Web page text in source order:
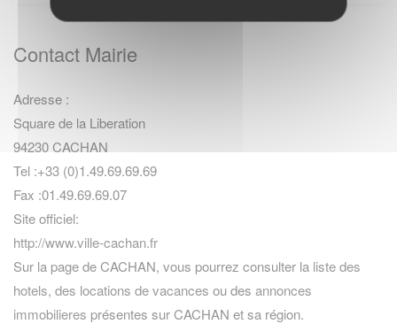
Contact Mairie
Adresse :
Square de la Liberation
94230 CACHAN
Tel :+33 (0)1.49.69.69.69
Fax :01.49.69.69.07
Site officiel:
http://www.ville-cachan.fr
Sur la page de CACHAN, vous pourrez consulter la liste des
hotels, des locations de vacances ou des annonces
immobilieres présentes sur CACHAN et sa région.